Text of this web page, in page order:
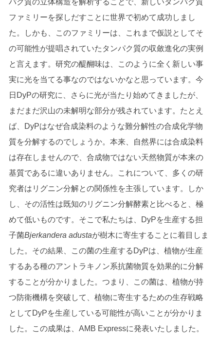
パク質の立体構造を解析することで、新しいタンパク質
ファミリーを探しだすことに世界で初めて成功しまし
た。しかも、このファミリーは、これまで仮説としてそ
の可能性が提唱されていたタンパク質の収斂進化の実例
と言えます。研究の醍醐味は、このように全く新しい事
実に光を当てる事なのではないかなと思っています。今
日DyPの研究に、さらに光が当たり始めてきましたが、
まだまだ沢山の未解明な部分が残されています。たとえ
ば、DyPはなぜ合成染料のような難分解性の合成化学物
質を分解するのでしょうか。本来、自然界には合成染料
は存在しませんので、合成物ではない天然物質が本来の
基質であるに違いありません。これについて、多くの研
究者はリグニン分解との関係性を主張しています。しか
し、その活性は既知のリグニン分解酵素と比べると、極
めて低いものです。そこで私たちは、DyPを生産する担
子菌Bjerkandera adustaが樹木に寄生することに着目しま
した。その結果、この菌の生産するDyPは、植物が生産
するある種のアントラキノン系抗菌物質を効果的に分解
することが分かりました。つまり、この菌は、植物が持
つ防衛機構を突破して、植物に寄生するための生存戦略
としてDyPを生産している可能性が高いことが分かりま
した。この成果は、AMB Expressに発表いたしました。